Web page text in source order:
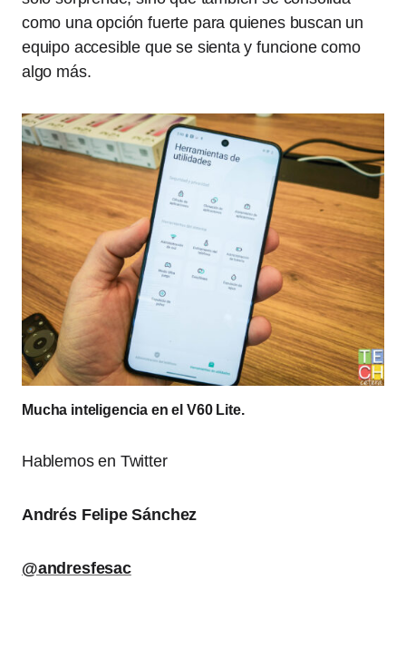
como una opción fuerte para quienes buscan un
equipo accesible que se sienta y funcione como
algo más.
Mucha inteligencia en el V60 Lite.
Hablemos en Twitter
Andrés Felipe Sánchez
@andresfesac